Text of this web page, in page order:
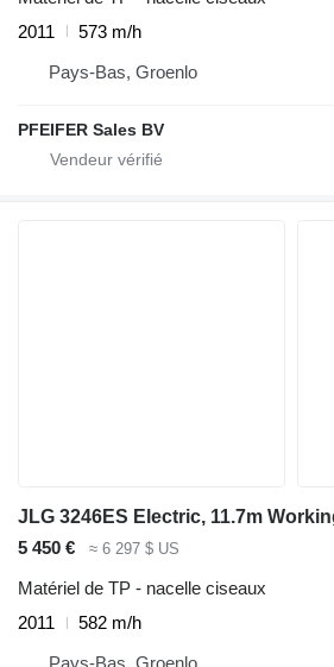
2011
573 m/h
Pays-Bas, Groenlo
PFEIFER Sales BV
5 450 € ≈ 6 297 $ US
Matériel de TP - nacelle ciseaux
2011
582 m/h
Pays-Bas, Groenlo